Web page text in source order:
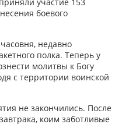
боевого
недавно
полка. Теперь у
молитвы к Богу
с территории воинской
не закончились. После
коим заботливые